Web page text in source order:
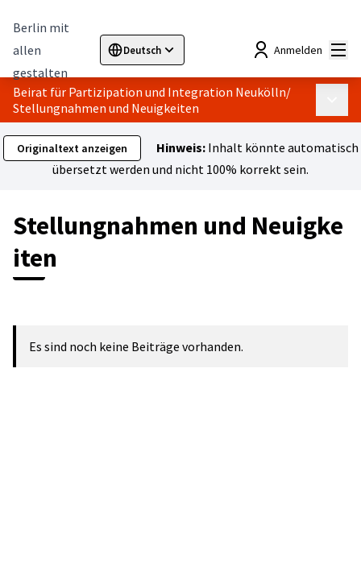
Berlin mit
allen
gestalten
Deutsch
Sprache wählen Choose languageElegir el idioma
Anmelden
Beirat für Partizipation und Integration Neukölln/
Stellungnahmen und Neuigkeiten
Originaltext anzeigen Hinweis:Inhalt könnte automatisch
übersetzt werden und nicht 100% korrekt sein.
Stellungnahmen und Neuigke
iten
Es sind noch keine Beiträge vorhanden.